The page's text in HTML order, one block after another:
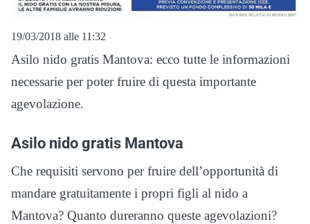
19/03/2018 alle 11:32
Asilo nido gratis Mantova: ecco tutte le informazioni
necessarie per poter fruire di questa importante
agevolazione.
Asilo nido gratis Mantova
Che requisiti servono per fruire dell’opportunità di
mandare gratuitamente i propri figli al nido a
Mantova? Quanto dureranno queste agevolazioni?